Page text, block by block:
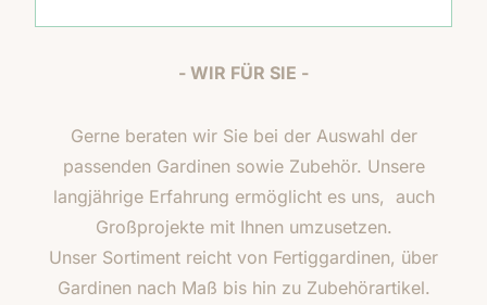
- WIR FÜR SIE -
Gerne beraten wir Sie bei der Auswahl der
passenden Gardinen sowie Zubehör. Unsere
langjährige Erfahrung ermöglicht es uns, auch
Großprojekte mit Ihnen umzusetzen.
Unser Sortiment reicht von Fertiggardinen, über
Gardinen nach Maß bis hin zu Zubehörartikel.